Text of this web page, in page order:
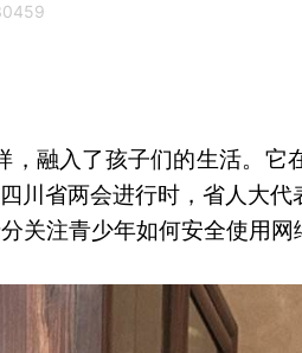
，融入了孩子们的生活。
川省两会进行时，省人大
关注青少年如何安全使用网